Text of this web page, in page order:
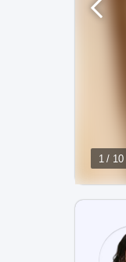
1 / 10